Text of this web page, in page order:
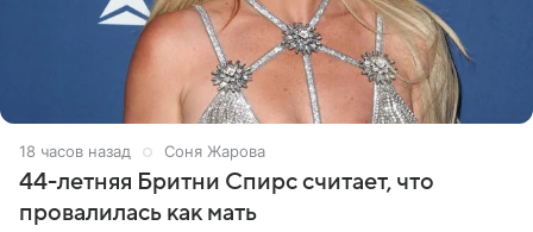
18 часов назад Соня Жарова
44-летняя Бритни Спирс считает, что
провалилась как мать